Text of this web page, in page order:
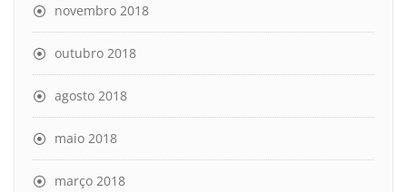
novembro 2018
outubro 2018
agosto 2018
maio 2018
março 2018